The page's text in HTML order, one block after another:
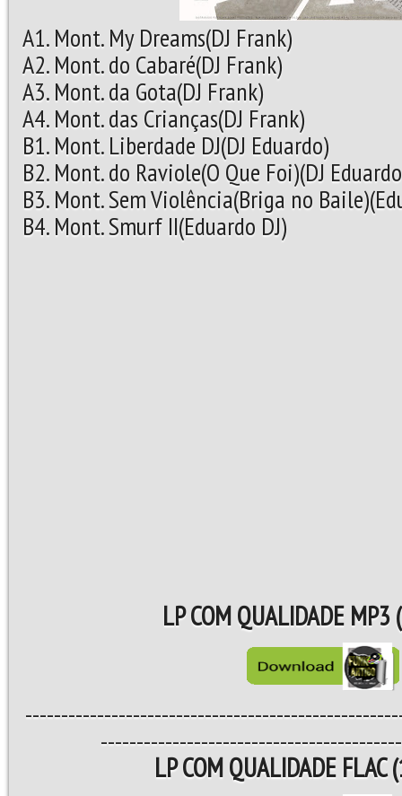
A1. Mont. My Dreams(DJ Frank)
A2. Mont. do Cabaré(DJ Frank)
A3. Mont. da Gota(DJ Frank)
A4. Mont. das Crianças(DJ Frank)
B1. Mont. Liberdade DJ(DJ Eduardo)
B2. Mont. do Raviole(O Que Foi)(DJ
B3. Mont. Sem Violência(Briga no
B4. Mont. Smurf II(Eduardo DJ)
LP COM QUALIDADE MP3
LP COM QUALIDADE FLAC